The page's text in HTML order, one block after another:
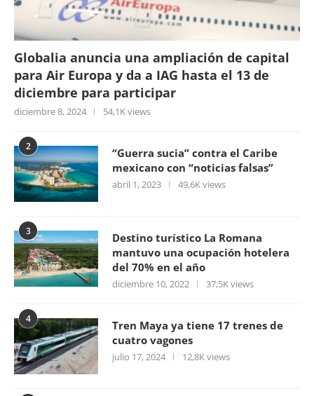
Globalia anuncia una ampliación de capital
para Air Europa y da a IAG hasta el 13 de
diciembre para participar
diciembre 8, 2024 54,1K views
2
“Guerra sucia” contra el Caribe
mexicano con “noticias falsas”
abril 1, 2023 49,6K views
3
Destino turístico La Romana
mantuvo una ocupación hotelera
del 70% en el año
diciembre 10, 2022 37,5K views
4
Tren Maya ya tiene 17 trenes de
cuatro vagones
julio 17, 2024 12,8K views